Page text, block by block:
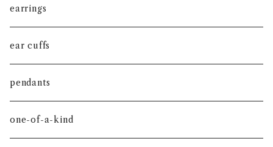
chime pendant
earrings
ear cuffs
pendants
one-of-a-kind